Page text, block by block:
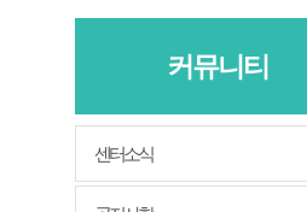
커뮤니티
센터소식